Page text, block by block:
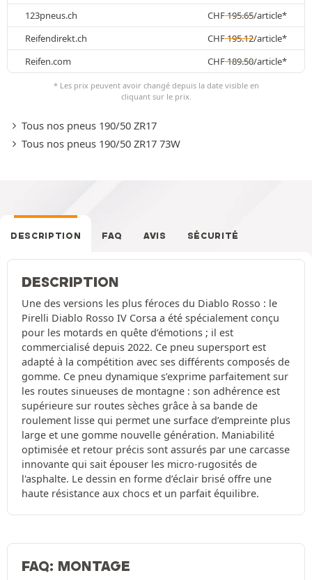
123pneus.ch
CHF195.65/article*
Reifendirekt.ch
CHF195.12/article*
Reifen.com
CHF189.50/article*
* Les prix peuvent avoir changé depuis la date visible en
cliquant sur le prix.
Tous nos pneus 190/50 ZR17
Tous nos pneus 190/50 ZR17 73W
DESCRIPTION FAQ AVIS SÉCURITÉ
DESCRIPTION
Une des versions les plus féroces du Diablo Rosso : le
Pirelli Diablo Rosso IV Corsa a été spécialement conçu
pour les motards en quête d’émotions ; il est
commercialisé depuis 2022. Ce pneu supersport est
adapté à la compétition avec ses différents composés de
gomme. Ce pneu dynamique s’exprime parfaitement sur
les routes sinueuses de montagne : son adhérence est
supérieure sur routes sèches grâce à sa bande de
roulement lisse qui permet une surface d’empreinte plus
large et une gomme nouvelle génération. Maniabilité
optimisée et retour précis sont assurés par une carcasse
innovante qui sait épouser les micro-rugosités de
l'asphalte. Le dessin en forme d’éclair brisé offre une
haute résistance aux chocs et un parfait équilibre.
FAQ: MONTAGE